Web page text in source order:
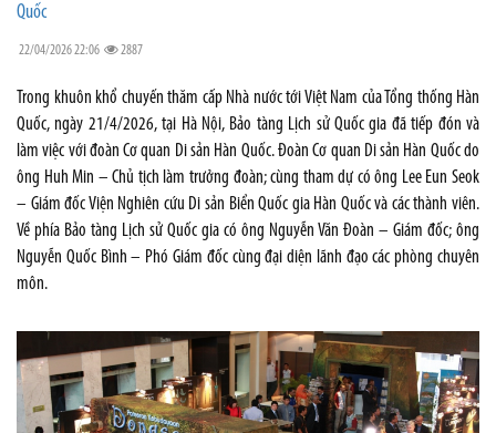
Quốc
22/04/2026 22:06 2887
Trong khuôn khổ chuyến thăm cấp Nhà nước tới Việt Nam của Tổng thống Hàn
Quốc, ngày 21/4/2026, tại Hà Nội, Bảo tàng Lịch sử Quốc gia đã tiếp đón và
làm việc với đoàn Cơ quan Di sản Hàn Quốc. Đoàn Cơ quan Di sản Hàn Quốc do
ông Huh Min – Chủ tịch làm trưởng đoàn; cùng tham dự có ông Lee Eun Seok
– Giám đốc Viện Nghiên cứu Di sản Biển Quốc gia Hàn Quốc và các thành viên.
Về phía Bảo tàng Lịch sử Quốc gia có ông Nguyễn Văn Đoàn – Giám đốc; ông
Nguyễn Quốc Bình – Phó Giám đốc cùng đại diện lãnh đạo các phòng chuyên
môn.